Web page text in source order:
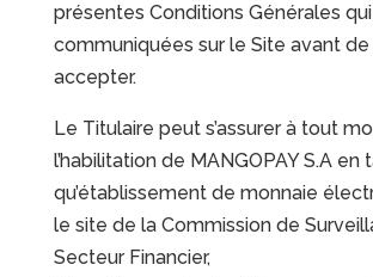
présentes Conditions Générales
communiquées sur le Site avant de
accepter.
Le Titulaire peut s’assurer à tout
l’habilitation de MANGOPAY S.A en
qu’établissement de monnaie
le site de la Commission de
Secteur Financier,